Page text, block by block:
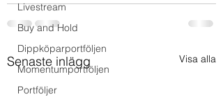
Livestream
Buy and Hold
Dippköparportföljen
Momentumportföljen
Portföljer
Senaste inlägg Visa alla